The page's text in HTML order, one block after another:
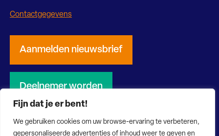
Fijn dat je er bent!
We gebruiken cookies om uw browse-ervaring te verbeteren,
gepersonaliseerde advertenties of inhoud weer te geven en
Contactgegevens
Aanmelden nieuwsbrief
Deelnemer worden